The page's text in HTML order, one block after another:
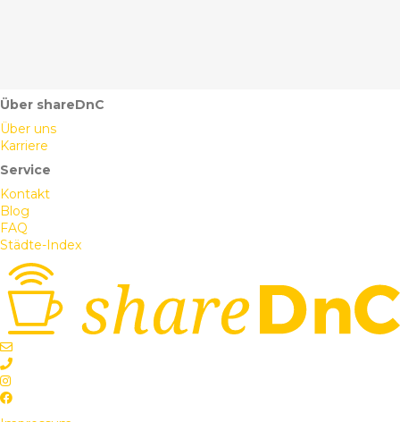
Über shareDnC
Über uns
Karriere
Service
Kontakt
Blog
FAQ
Städte-Index